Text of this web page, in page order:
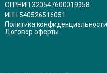
ОГРНИП 320547600019358
ИНН 540526516051
Политика конфиденциальности
Договор оферты